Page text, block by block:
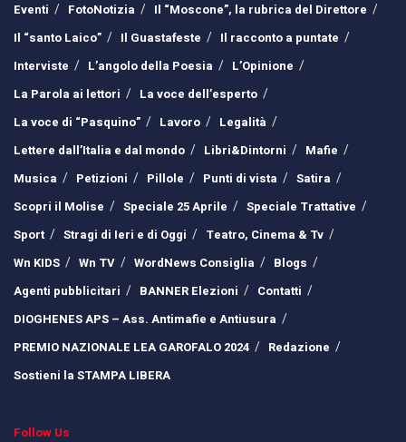
Eventi
FotoNotizia
Il “Moscone”, la rubrica del Direttore
Il “santo Laico”
Il Guastafeste
Il racconto a puntate
Interviste
L’angolo della Poesia
L’Opinione
La Parola ai lettori
La voce dell’esperto
La voce di “Pasquino”
Lavoro
Legalità
Lettere dall’Italia e dal mondo
Libri&Dintorni
Mafie
Musica
Petizioni Pillole Punti di vista
Satira
Scopri il Molise
Speciale 25 Aprile
Speciale Trattative
Sport
Stragi di Ieri e di Oggi
Teatro, Cinema & Tv
Wn KIDS
Wn TV WordNews Consiglia
Blogs
Agenti pubblicitari
BANNER Elezioni
Contatti
DIOGHENES APS – Ass. Antimafie e Antiusura
PREMIO NAZIONALE LEA GAROFALO 2024
Redazione
Sostieni la STAMPA LIBERA
Follow Us